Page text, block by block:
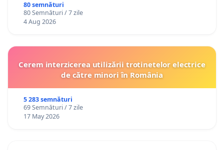
80 semnături
80 Semnături / 7 zile
4 Aug 2026
Cerem interzicerea utilizării trotinetelor electrice
de către minori în România
5 283 semnături
69 Semnături / 7 zile
17 May 2026